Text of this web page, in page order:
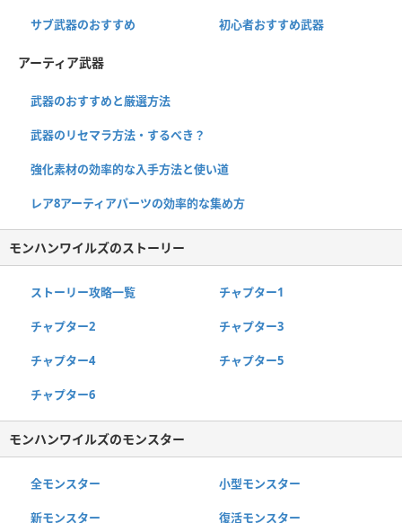
サブ武器のおすすめ 初心者おすすめ武器
アーティア武器
武器のおすすめと厳選方法
武器のリセマラ方法・するべき？
強化素材の効率的な入手方法と使い道
レア8アーティアパーツの効率的な集め方
モンハンワイルズのストーリー
ストーリー攻略一覧 チャプター1
チャプター2 チャプター3
チャプター4 チャプター5
チャプター6
モンハンワイルズのモンスター
全モンスター 小型モンスター
新モンスター 復活モンスター